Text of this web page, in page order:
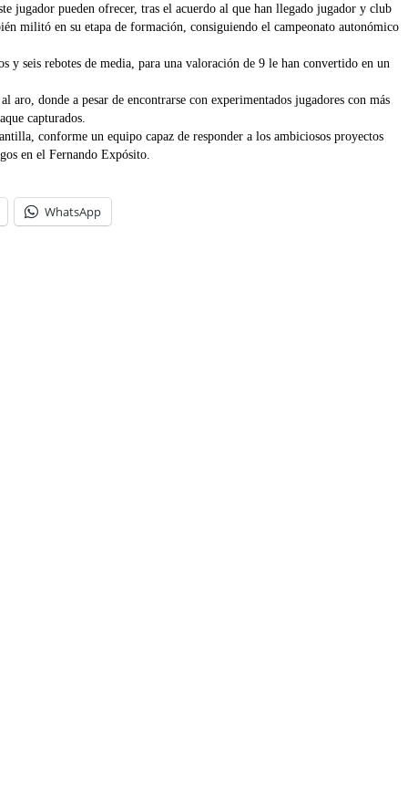
jugador pueden ofrecer, tras el acuerdo al que han llegado jugador y club
militó en su etapa de formación, consiguiendo el campeonato autonómico
seis rebotes de media, para una valoración de 9 le han convertido en un
donde a pesar de encontrarse con experimentados jugadores con más
capturados.
conforme un equipo capaz de responder a los ambiciosos proyectos
en el Fernando Expósito.
WhatsApp